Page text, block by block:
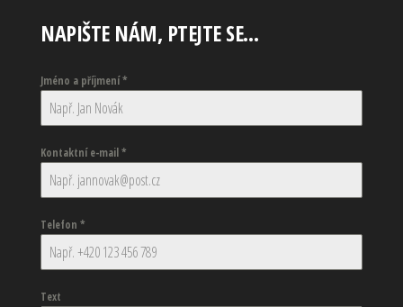
NAPIŠTE NÁM, PTEJTE SE…
Jméno a příjmení*
Kontaktní e-mail*
Telefon *
Text